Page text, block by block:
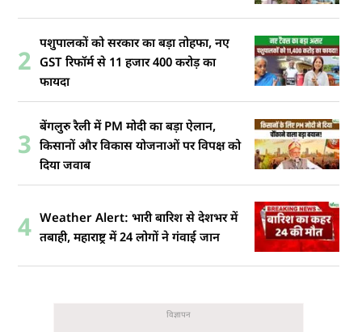
2
पशुपालकों को सरकार का बड़ा तोहफा, नए
GST रिफॉर्म से 11 हजार 400 करोड़ का
फायदा
3
बेंगलुरु रैली में PM मोदी का बड़ा ऐलान,
किसानों और विकास योजनाओं पर विपक्ष को
दिया जवाब
4 Weather Alert: भारी बारिश से देशभर में
तबाही, महाराष्ट्र में 24 लोगों ने गंवाई जान